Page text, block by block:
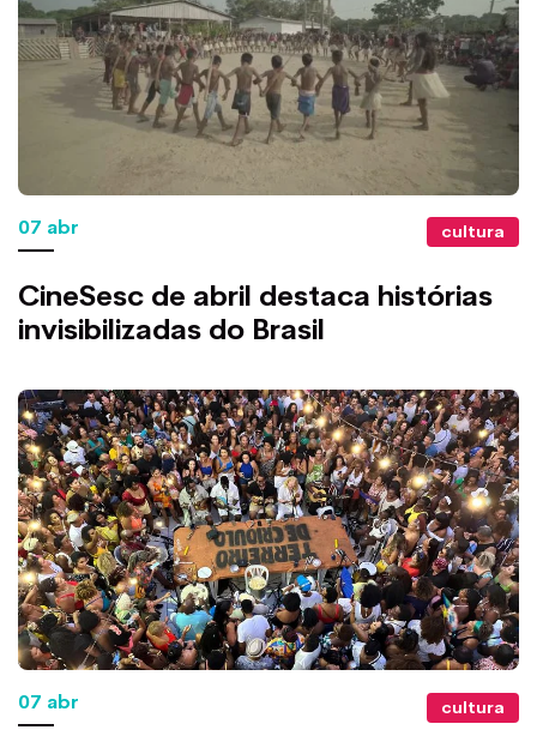
07 abr cultura
CineSesc de abril destaca histórias
invisibilizadas do Brasil
07 abr cultura